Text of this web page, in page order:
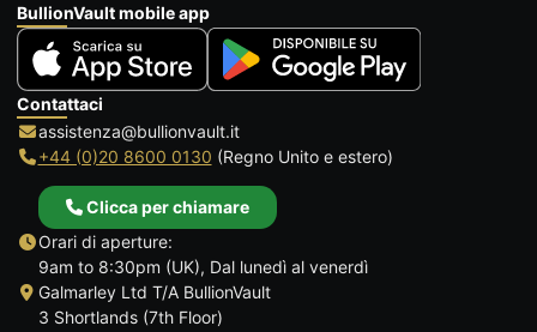
BullionVault mobile app
Contattaci
assistenza@bullionvault.it
+44 (0)20 8600 0130 (Regno Unito e estero)
Clicca per chiamare
Orari di aperture:
9am to 8:30pm (UK), Dal lunedì al venerdì
Galmarley Ltd T/A BullionVault
3 Shortlands (7th Floor)